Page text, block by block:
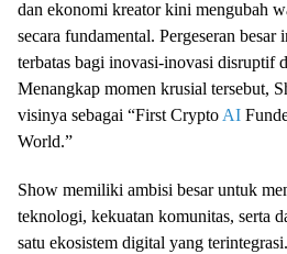
dan ekonomi kreator kini mengubah
secara fundamental. Pergeseran
terbatas bagi inovasi-inovasi disruptif
Menangkap momen krusial tersebut,
visinya sebagai “First Crypto AI
World.”
Show memiliki ambisi besar untuk
teknologi, kekuatan komunitas, serta
satu ekosistem digital yang